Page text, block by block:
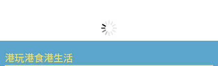
港玩港食港生活